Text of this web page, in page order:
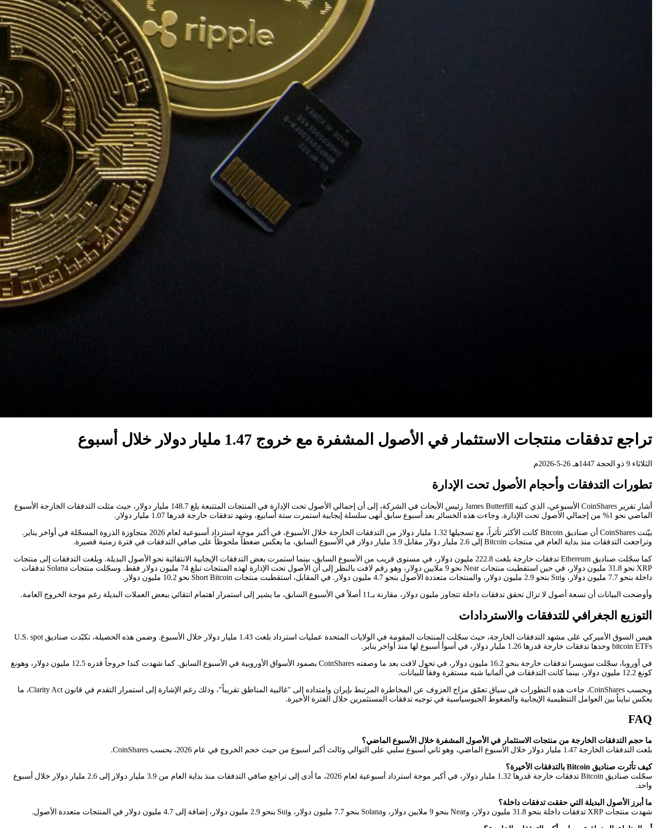
تراجع تدفقات منتجات الاستثمار في الأصول المشفرة مع خروج 1.47 مليار دولار خلال أسبوع
الثلاثاء 9 ذو الحجة 1447هـ 26-5-2026م
تطورات التدفقات وأحجام الأصول تحت الإدارة
أشار تقرير CoinShares الأسبوعي، الذي كتبه James Butterfill رئيس الأبحاث في الشركة، إلى أن إجمالي الأصول تحت الإدارة في المنتجات المتتبعة بلغ 148.7 مليار دولار، حيث مثلت التدفقات الخارجة الأسبوع
الماضي نحو 1% من إجمالي الأصول تحت الإدارة. وجاءت هذه الخسائر بعد أسبوع سابق أنهى سلسلة إيجابية استمرت ستة أسابيع، وشهد تدفقات خارجة قدرها 1.07 مليار دولار.
بيّنت CoinShares أن صناديق Bitcoin كانت الأكثر تأثراً، مع تسجيلها 1.32 مليار دولار من التدفقات الخارجة خلال الأسبوع، في أكبر موجة استرداد أسبوعية لعام 2026 متجاوزة الذروة المسجّلة في أواخر يناير.
وتراجعت التدفقات منذ بداية العام في منتجات Bitcoin إلى 2.6 مليار دولار مقابل 3.9 مليار دولار في الأسبوع السابق، ما يعكس ضغطاً ملحوظاً على صافي التدفقات في فترة زمنية قصيرة.
كما سجّلت صناديق Ethereum تدفقات خارجة بلغت 222.8 مليون دولار، في مستوى قريب من الأسبوع السابق، بينما استمرت بعض التدفقات الإيجابية الانتقائية نحو الأصول البديلة. وبلغت التدفقات إلى منتجات
XRP نحو 31.8 مليون دولار، في حين استقطبت منتجات Near نحو 9 ملايين دولار، وهو رقم لافت بالنظر إلى أن الأصول تحت الإدارة لهذه المنتجات تبلغ 74 مليون دولار فقط. وسجّلت منتجات Solana تدفقات
داخلة بنحو 7.7 مليون دولار، وSui بنحو 2.9 مليون دولار، والمنتجات متعددة الأصول بنحو 4.7 مليون دولار. في المقابل، استقطبت منتجات Short Bitcoin نحو 10.2 مليون دولار.
وأوضحت البيانات أن تسعة أصول لا تزال تحقق تدفقات داخلة تتجاوز مليون دولار، مقارنة بـ11 أصلاً في الأسبوع السابق، ما يشير إلى استمرار اهتمام انتقائي ببعض العملات البديلة رغم موجة الخروج العامة.
التوزيع الجغرافي للتدفقات والاستردادات
هيمن السوق الأميركي على مشهد التدفقات الخارجة، حيث سجّلت المنتجات المقومة في الولايات المتحدة عمليات استرداد بلغت 1.43 مليار دولار خلال الأسبوع. وضمن هذه الحصيلة، تكبّدت صناديق U.S. spot
bitcoin ETFs وحدها تدفقات خارجة قدرها 1.26 مليار دولار، في أسوأ أسبوع لها منذ أواخر يناير.
في أوروبا، سجّلت سويسرا تدفقات خارجة بنحو 16.2 مليون دولار، في تحول لافت بعد ما وصفته CoinShares بصمود الأسواق الأوروبية في الأسبوع السابق. كما شهدت كندا خروجاً قدره 12.5 مليون دولار، وهونغ
كونغ 12.2 مليون دولار، بينما كانت التدفقات في ألمانيا شبه مستقرة وفقاً للبيانات.
وبحسب CoinShares، جاءت هذه التطورات في سياق تعمّق مزاج العزوف عن المخاطرة المرتبط بإيران وامتداده إلى "غالبية المناطق تقريباً"، وذلك رغم الإشارة إلى استمرار التقدم في قانون Clarity Act، ما
يعكس تبايناً بين العوامل التنظيمية الإيجابية والضغوط الجيوسياسية في توجيه تدفقات المستثمرين خلال الفترة الأخيرة.
FAQ
ما حجم التدفقات الخارجة من منتجات الاستثمار في الأصول المشفرة خلال الأسبوع الماضي؟
بلغت التدفقات الخارجة 1.47 مليار دولار خلال الأسبوع الماضي، وهو ثاني أسبوع سلبي على التوالي وثالث أكبر أسبوع من حيث حجم الخروج في عام 2026، بحسب CoinShares.
كيف تأثرت صناديق Bitcoin بالتدفقات الأخيرة؟
سجّلت صناديق Bitcoin تدفقات خارجة قدرها 1.32 مليار دولار، في أكبر موجة استرداد أسبوعية لعام 2026، ما أدى إلى تراجع صافي التدفقات منذ بداية العام من 3.9 مليار دولار إلى 2.6 مليار دولار خلال أسبوع
واحد.
ما أبرز الأصول البديلة التي حققت تدفقات داخلة؟
شهدت منتجات XRP تدفقات داخلة بنحو 31.8 مليون دولار، وNear بنحو 9 ملايين دولار، وSolana بنحو 7.7 مليون دولار، وSui بنحو 2.9 مليون دولار، إضافة إلى 4.7 مليون دولار في المنتجات متعددة الأصول.